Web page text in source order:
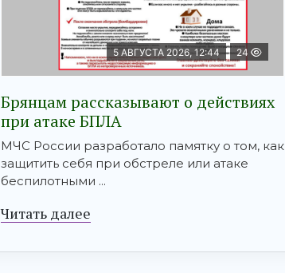
5 АВГУСТА 2026, 12:44 24
Брянцам рaссказывают о действиях
при атаке БПЛA
МЧС России разработало памятку о том, как
защитить себя при обстреле или атаке
беспилотными ...
Читать далее